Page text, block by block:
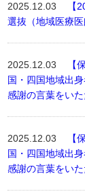
2025.12.03
【
選抜（地域医療
2025.12.03
【
国・四国地域出
感謝の言葉をい
2025.12.03
【
国・四国地域出
感謝の言葉をい